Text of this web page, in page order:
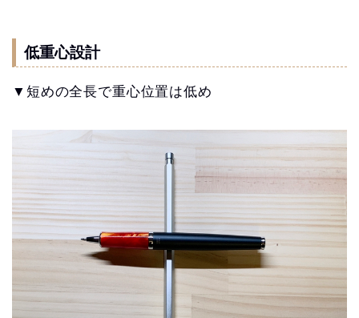
低重心設計
▼短めの全長で重心位置は低め